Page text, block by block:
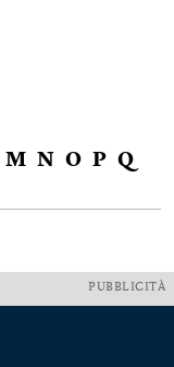
M N O P Q
PUBBLICITÀ